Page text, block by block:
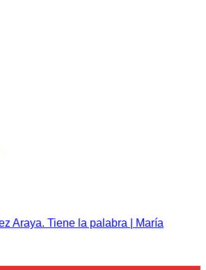
Araya. Tiene la palabra | María